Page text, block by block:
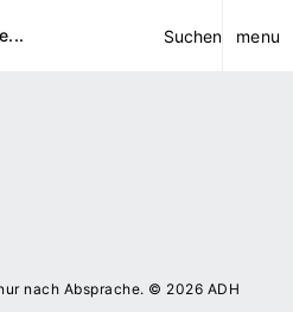
Suchen menu
nach Absprache. © 2026 ADH